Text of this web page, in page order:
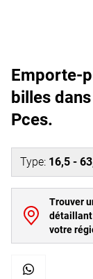
Emporte-
billes
Pces.
Type: 16,5 -
Trouver
détaillant
votre